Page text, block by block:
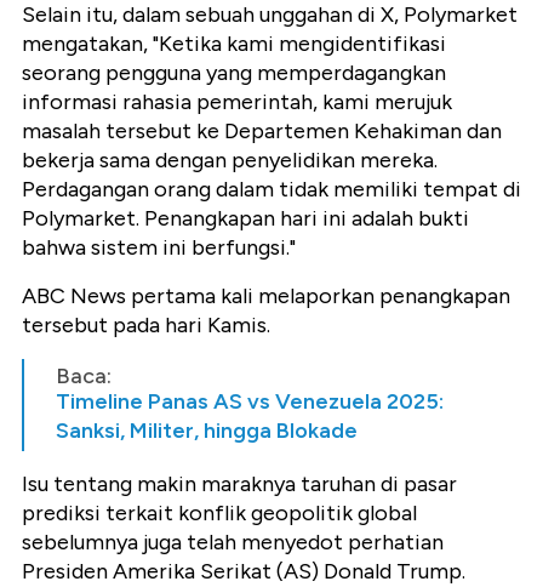
Selain itu, dalam sebuah unggahan di X, Polymarket
mengatakan, "Ketika kami mengidentifikasi
seorang pengguna yang memperdagangkan
informasi rahasia pemerintah, kami merujuk
masalah tersebut ke Departemen Kehakiman dan
bekerja sama dengan penyelidikan mereka.
Perdagangan orang dalam tidak memiliki tempat di
Polymarket. Penangkapan hari ini adalah bukti
bahwa sistem ini berfungsi."
ABC News pertama kali melaporkan penangkapan
tersebut pada hari Kamis.
Baca:
Timeline Panas AS vs Venezuela 2025:
Sanksi, Militer, hingga Blokade
Isu tentang makin maraknya taruhan di pasar
prediksi terkait konflik geopolitik global
sebelumnya juga telah menyedot perhatian
Presiden Amerika Serikat (AS) Donald Trump.